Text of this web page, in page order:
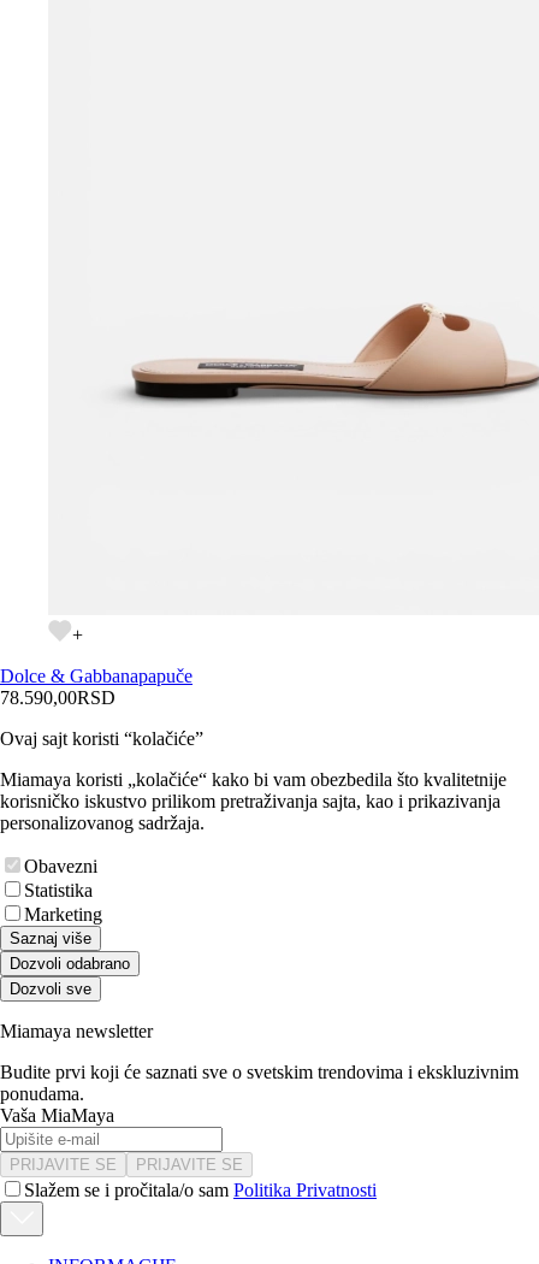
+
Dolce & Gabbanapapuče
78.590,00RSD
Ovaj sajt koristi “kolačiće”
Miamaya koristi „kolačiće“ kako bi vam obezbedila što kvalitetnije
korisničko iskustvo prilikom pretraživanja sajta, kao i prikazivanja
personalizovanog sadržaja.
Obavezni
Statistika
Marketing
Saznaj više
Dozvoli odabrano
Dozvoli sve
Miamaya newsletter
Budite prvi koji će saznati sve o svetskim trendovima i ekskluzivnim
ponudama.
Vaša MiaMaya
PRIJAVITE SE PRIJAVITE SE
Slažem se i pročitala/o sam Politika Privatnosti